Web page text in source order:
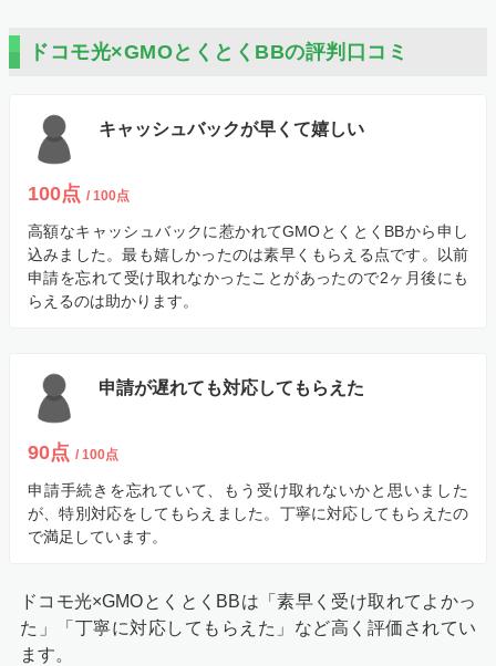
ドコモ光×GMOとくとくBBの評判口コミ
キャッシュバックが早くて嬉しい
100点 / 100点
高額なキャッシュバックに惹かれてGMOとくとくBBから申し
込みました。最も嬉しかったのは素早くもらえる点です。以前
申請を忘れて受け取れなかったことがあったので2ヶ月後にも
らえるのは助かります。
申請が遅れても対応してもらえた
90点 / 100点
申請手続きを忘れていて、もう受け取れないかと思いました
が、特別対応をしてもらえました。丁寧に対応してもらえたの
で満足しています。
ドコモ光×GMOとくとくBBは「素早く受け取れてよかっ
た」「丁寧に対応してもらえた」など高く評価されてい
ます。